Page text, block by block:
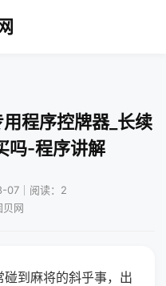
程序控牌器_长续
吗-程序讲解
07｜阅读：2
贝网
到麻将的斜乎事，出